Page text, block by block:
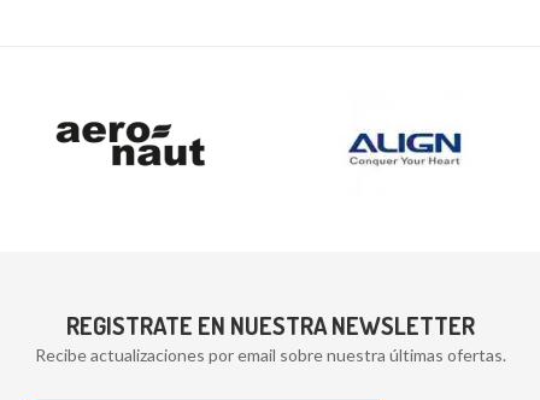
REGISTRATE EN NUESTRA NEWSLETTER
Recibe actualizaciones por email sobre nuestra últimas ofertas.